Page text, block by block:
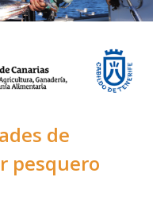
de
pesquero